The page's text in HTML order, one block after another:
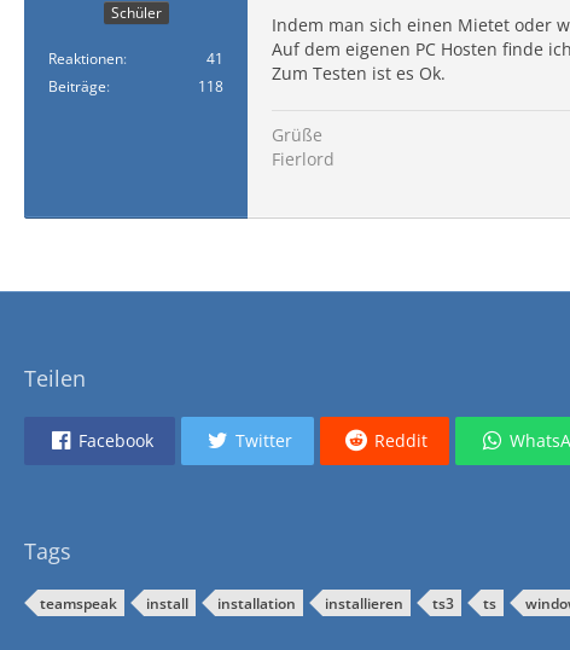
Schüler
Reaktionen
41
Beiträge
118
Indem man sich einen Mietet oder
Auf dem eigenen PC Hosten finde
Zum Testen ist es Ok.
Grüße
Fierlord
Teilen
Facebook Twitter Reddit
Tags
teamspeak install installation installieren ts3 ts